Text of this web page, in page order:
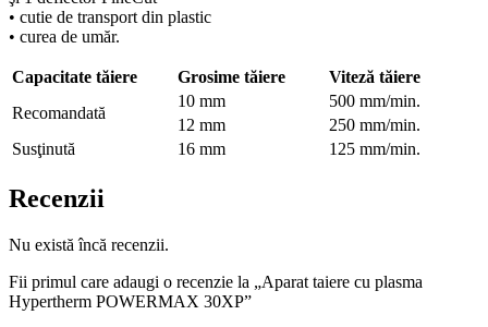
• cutie de transport din plastic
• curea de umăr.
Capacitate tăiere Grosime tăiere
Viteză tăiere
Recomandată
10 mm
500 mm/min.
12 mm
250 mm/min.
Susţinută
16 mm 125 mm/min.
Recenzii
Nu există încă recenzii.
Fii primul care adaugi o recenzie la „Aparat taiere cu plasma
Hypertherm POWERMAX 30XP”